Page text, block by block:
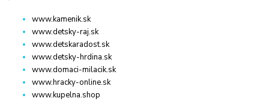
www.kamenik.sk
www.detsky-raj.sk
www.detskaradost.sk
www.detsky-hrdina.sk
www.domaci-milacik.sk
www.hracky-online.sk
www.kupelna.shop